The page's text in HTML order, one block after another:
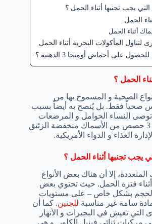
يجب تجنبها أثناء الحمل ؟
الحمل
أثناء الحمل
لتناول المأكولات البحرية أثناء الحمل
على أحماض أوميجا 3 الدهنية ؟
الحمل ؟
الصحية و المسموح بها من
صحياً فقط. بل يُنصح به أيضاً بسبب
توصى النساء الحوامل و المرضعات
أيضاً بتناول حصتين إلى 3 حصص من الأسماك منخفضة الزئبق
الغذاء و الدواء الأمريكية.
يجب تجنبها أثناء الحمل ؟
إلا أن هناك بعض الأنواع
أثناء فترة الحمل. حيث تحتوي بعض
الحجم بشكل خاص – على مستويات
سامة غير مناسبة للجنين. كما أن
التي تعيش في البحيرات و الأنهار
مركبات ثنائي فينيل الكلور. و هي